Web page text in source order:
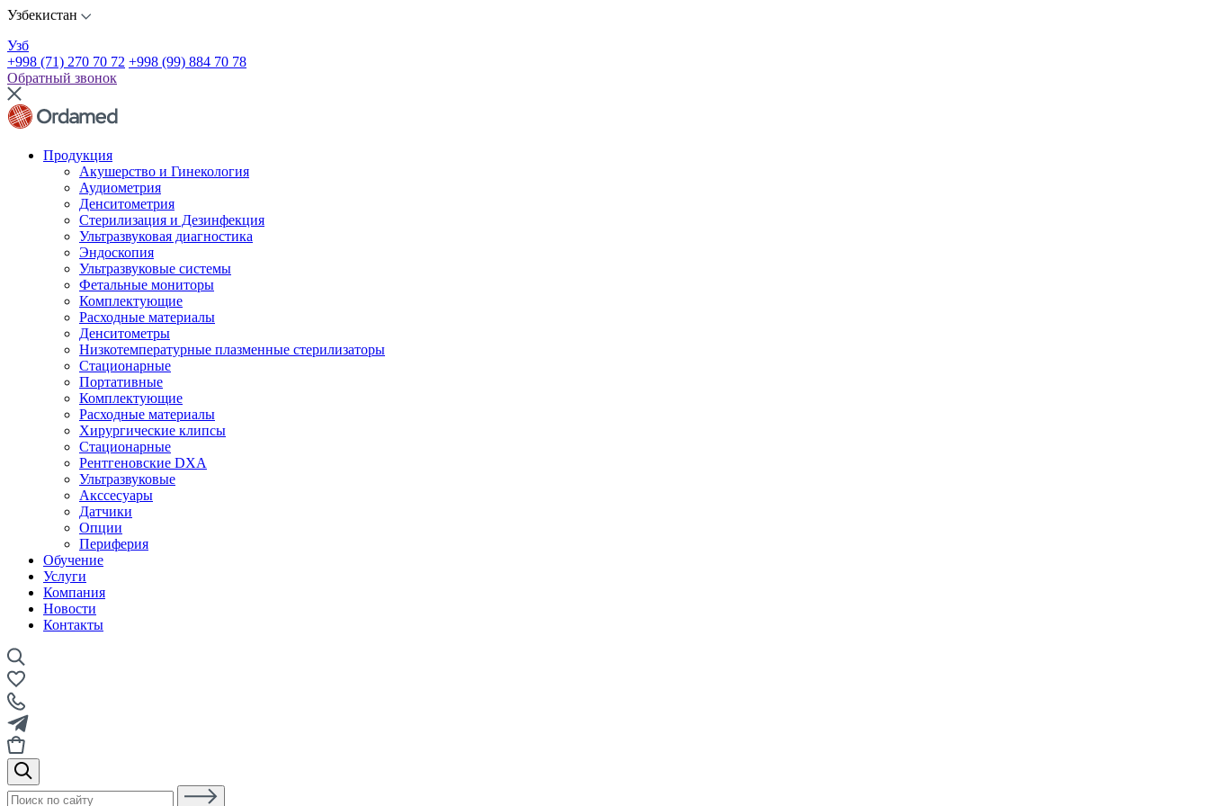
Узбекистан
Узб
+998 (71) 270 70 72 +998 (99) 884 70 78
Обратный звонок
Продукция
Акушерство и Гинекология
Аудиометрия
Денситометрия
Стерилизация и Дезинфекция
Ультразвуковая диагностика
Эндоскопия
Ультразвуковые системы
Фетальные мониторы
Комплектующие
Расходные материалы
Денситометры
Низкотемпературные плазменные стерилизаторы
Стационарные
Портативные
Комплектующие
Расходные материалы
Хирургические клипсы
Стационарные
Рентгеновские DXA
Ультразвуковые
Акссесуары
Датчики
Опции
Периферия
Обучение
Услуги
Компания
Новости
Контакты